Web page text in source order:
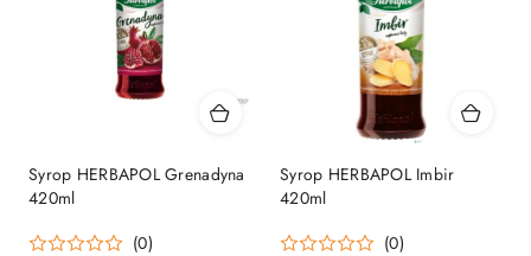
Syrop HERBAPOL Grenadyna
420ml
(0)
Syrop HERBAPOL Imbir
420ml
(0)